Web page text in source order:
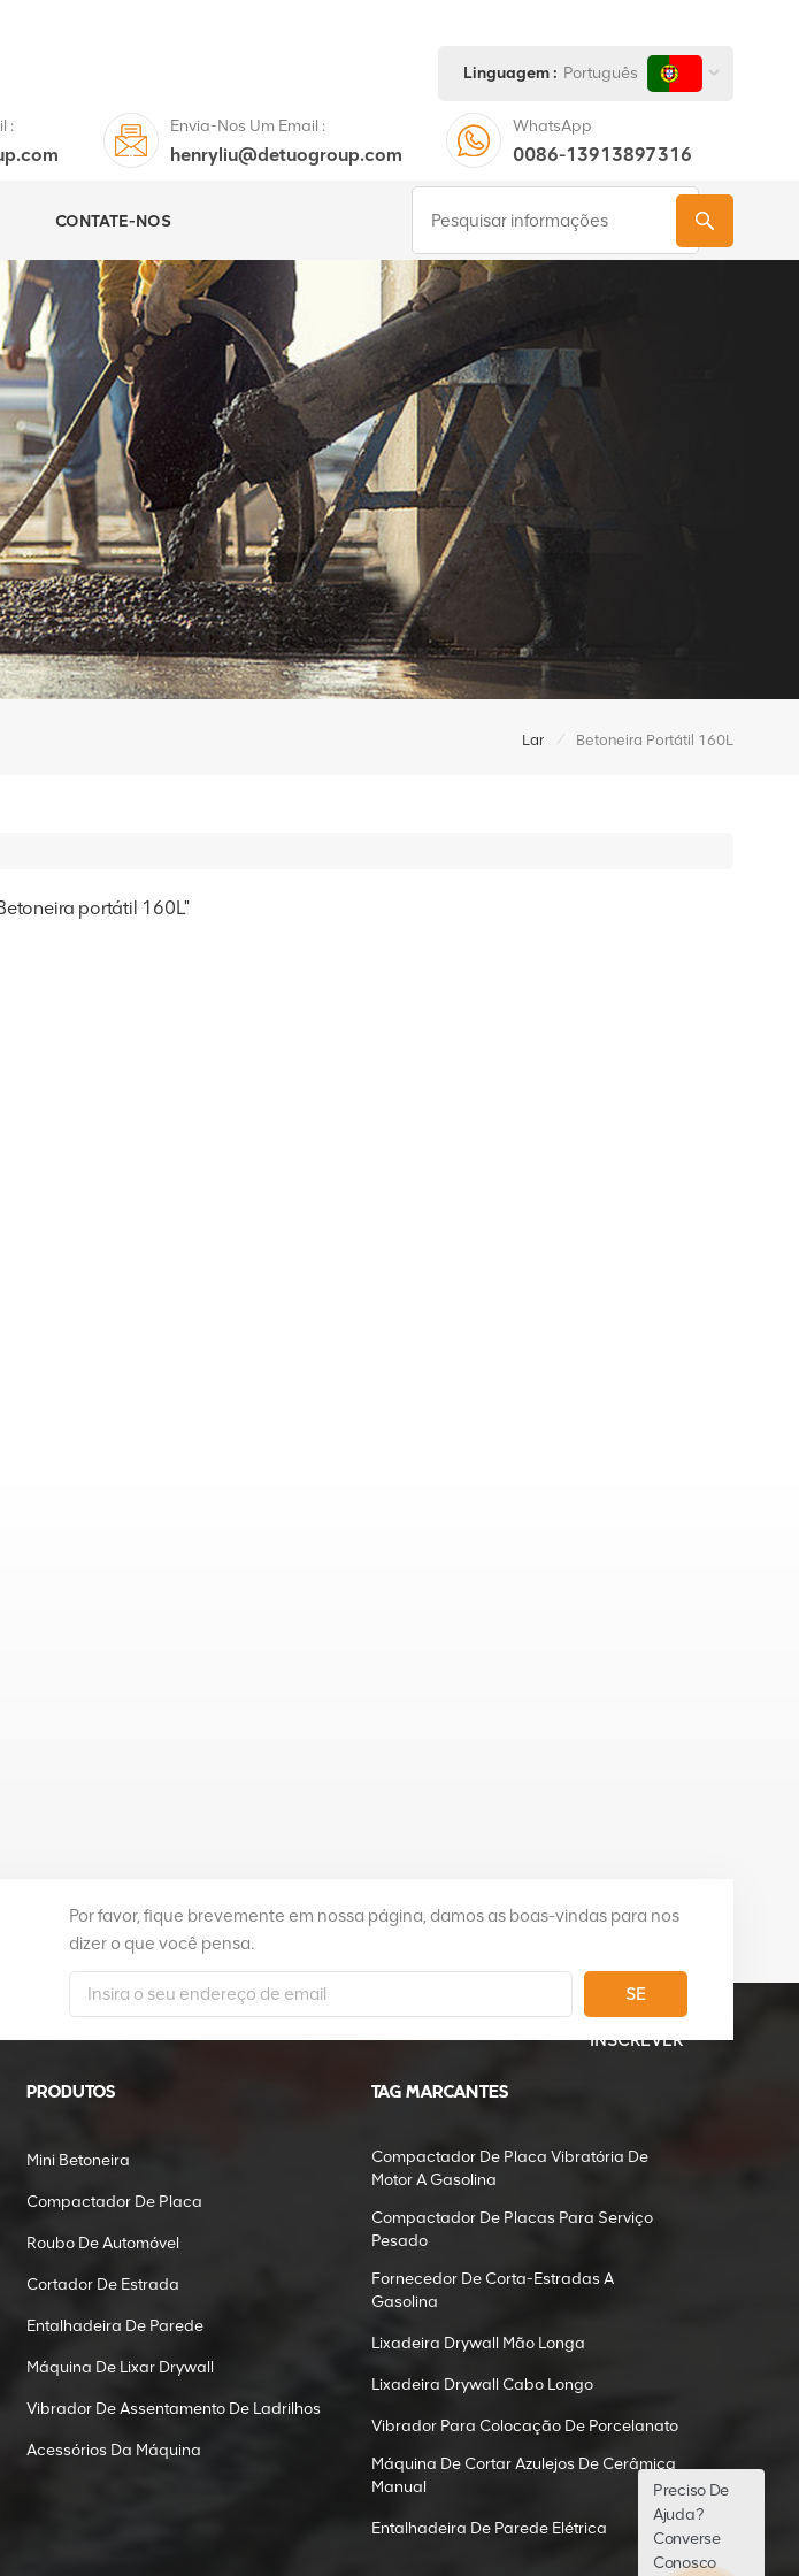
Linguagem : Português
: Envia-Nos Um Email :
henryliu@detuogroup.com
WhatsApp
0086-13913897316
CONTATE-NOS
Lar / Betoneira Portátil 160L
portátil 160L"
Por favor, fique brevemente em nossa página, damos as boas-vindas para nos
dizer o que você pensa.
SE
INSCREVER
PRODUTOS
Mini Betoneira
Compactador De Placa
Roubo De Automóvel
Cortador De Estrada
Entalhadeira De Parede
Máquina De Lixar Drywall
Vibrador De Assentamento De Ladrilhos
Acessórios Da Máquina
TAG MARCANTES
Compactador De Placa Vibratória De
Motor A Gasolina
Compactador De Placas Para Serviço
Pesado
Fornecedor De Corta-Estradas A
Gasolina
Lixadeira Drywall Mão Longa
Lixadeira Drywall Cabo Longo
Vibrador Para Colocação De Porcelanato
Máquina De Cortar Azulejos De Cerâmica
Manual
Entalhadeira De Parede Elétrica
Preciso De
Ajuda?
Converse
Conosco